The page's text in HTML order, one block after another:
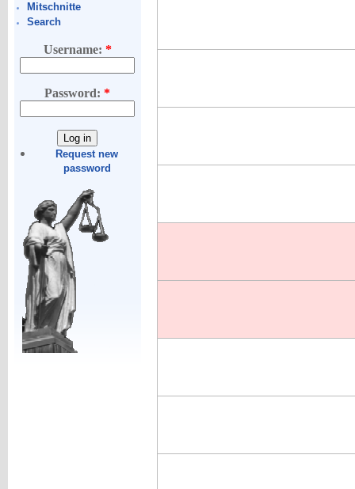
Mitschnitte
Search
Username: *
Password:*
Request new
password